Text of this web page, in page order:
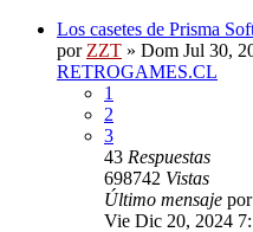
Los casetes de Prisma
por ZZT » Dom Jul 30,
RETROGAMES.CL
1
2
3
43 Respuestas
698742 Vistas
Último mensaje por
Vie Dic 20, 2024